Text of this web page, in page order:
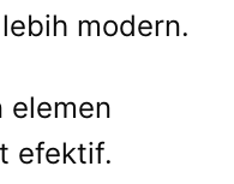
modern.
elemen
efektif.